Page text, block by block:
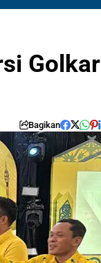
Golkar
Bagikan